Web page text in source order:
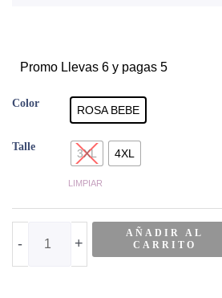
Promo Llevas 6 y pagas 5
Color
ROSA BEBE
Talle
3XL 4XL
LIMPIAR
-
BÓXER
R.BEBE
+
AÑADIR AL
CARRITO